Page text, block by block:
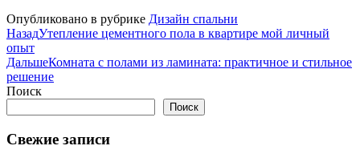
Опубликовано в рубрике Дизайн спальни
НазадУтепление цементного пола в квартире мой личный
опыт
ДальшеКомната с полами из ламината: практичное и стильное
решение
Поиск
Поиск
Свежие записи